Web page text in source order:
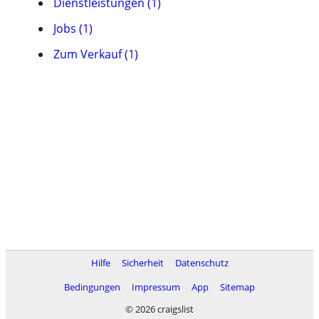
Jobs (1)
Zum Verkauf (1)
Hilfe Sicherheit
Datenschutz
Bedingungen
Impressum App
Sitemap
© 2026 craigslist